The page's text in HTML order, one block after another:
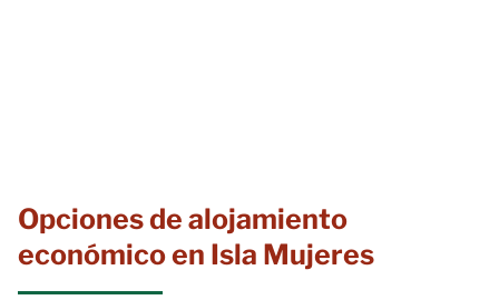
Opciones de alojamiento
económico en Isla Mujeres